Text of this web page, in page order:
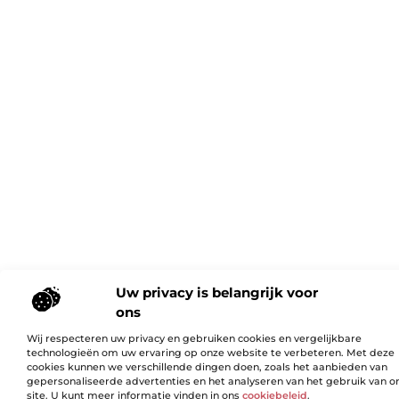
Uw privacy is belangrijk voor
ons
Wij respecteren uw privacy en gebruiken cookies en vergelijkbare
technologieën om uw ervaring op onze website te verbeteren. Met deze
cookies kunnen we verschillende dingen doen, zoals het aanbieden van
gepersonaliseerde advertenties en het analyseren van het gebruik van
site. U kunt meer informatie vinden in ons cookiebeleid.